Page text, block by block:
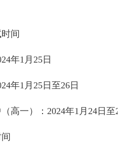
间
年1月25日
年1月25日至26日
高一）：2024年1月24日至